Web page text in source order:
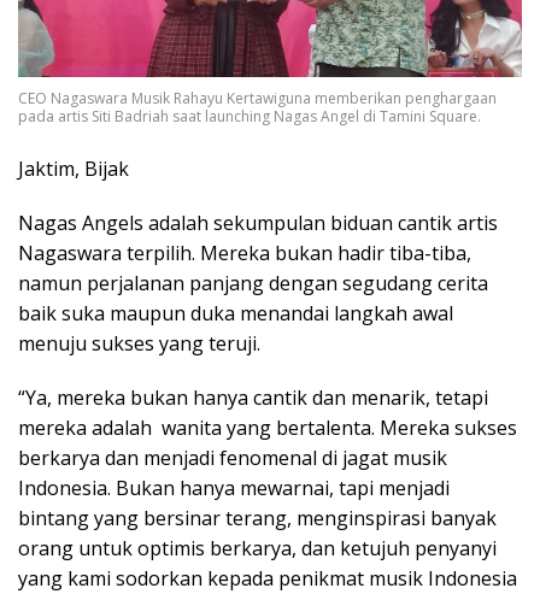
CEO Nagaswara Musik Rahayu Kertawiguna memberikan penghargaan
pada artis Siti Badriah saat launching Nagas Angel di Tamini Square.
Jaktim, Bijak
Nagas Angels adalah sekumpulan biduan cantik artis
Nagaswara terpilih. Mereka bukan hadir tiba-tiba,
namun perjalanan panjang dengan segudang cerita
baik suka maupun duka menandai langkah awal
menuju sukses yang teruji.
“Ya, mereka bukan hanya cantik dan menarik, tetapi
mereka adalah wanita yang bertalenta. Mereka sukses
berkarya dan menjadi fenomenal di jagat musik
Indonesia. Bukan hanya mewarnai, tapi menjadi
bintang yang bersinar terang, menginspirasi banyak
orang untuk optimis berkarya, dan ketujuh penyanyi
yang kami sodorkan kepada penikmat musik Indonesia